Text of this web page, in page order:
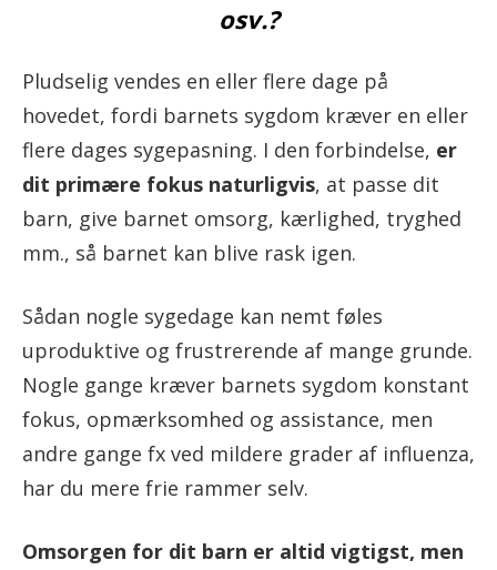
osv.?
Pludselig vendes en eller flere dage på
hovedet, fordi barnets sygdom kræver en eller
flere dages sygepasning. I den forbindelse, er
dit primære fokus naturligvis, at passe dit
barn, give barnet omsorg, kærlighed, tryghed
mm., så barnet kan blive rask igen.
Sådan nogle sygedage kan nemt føles
uproduktive og frustrerende af mange grunde.
Nogle gange kræver barnets sygdom konstant
fokus, opmærksomhed og assistance, men
andre gange fx ved mildere grader af influenza,
har du mere frie rammer selv.
Omsorgen for dit barn er altid vigtigst, men